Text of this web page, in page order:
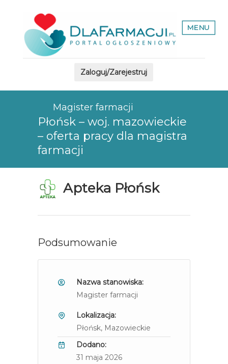
MENU
Zaloguj/Zarejestruj
Magister farmacji
Płońsk – woj. mazowieckie
– oferta pracy dla magistra
farmacji
Apteka Płońsk
Podsumowanie
Nazwa stanowiska:
Magister farmacji
Lokalizacja:
Płońsk, Mazowieckie
Dodano:
31 maja 2026